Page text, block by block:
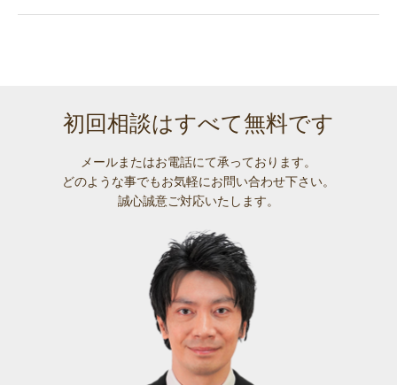
初回相談はすべて無料です
メールまたはお電話にて承っております。
どのような事でもお気軽にお問い合わせ下さい。
誠心誠意ご対応いたします。